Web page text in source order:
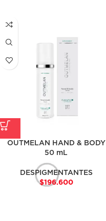
OUTMELAN HAND & BODY
50 mL
DESPIGMENTANTES
$196.600